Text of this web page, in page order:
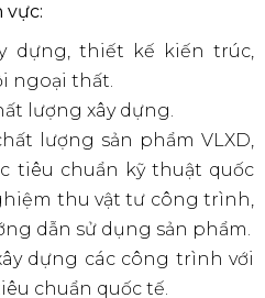
vực:
dựng, thiết kế kiến trúc,
ngoại thất.
lượng xây dựng.
lượng sản phẩm VLXD,
tiêu chuẩn kỹ thuật quốc
thu vật tư công trình,
dẫn sử dụng sản phẩm.
dựng các công trình với
chuẩn quốc tế.